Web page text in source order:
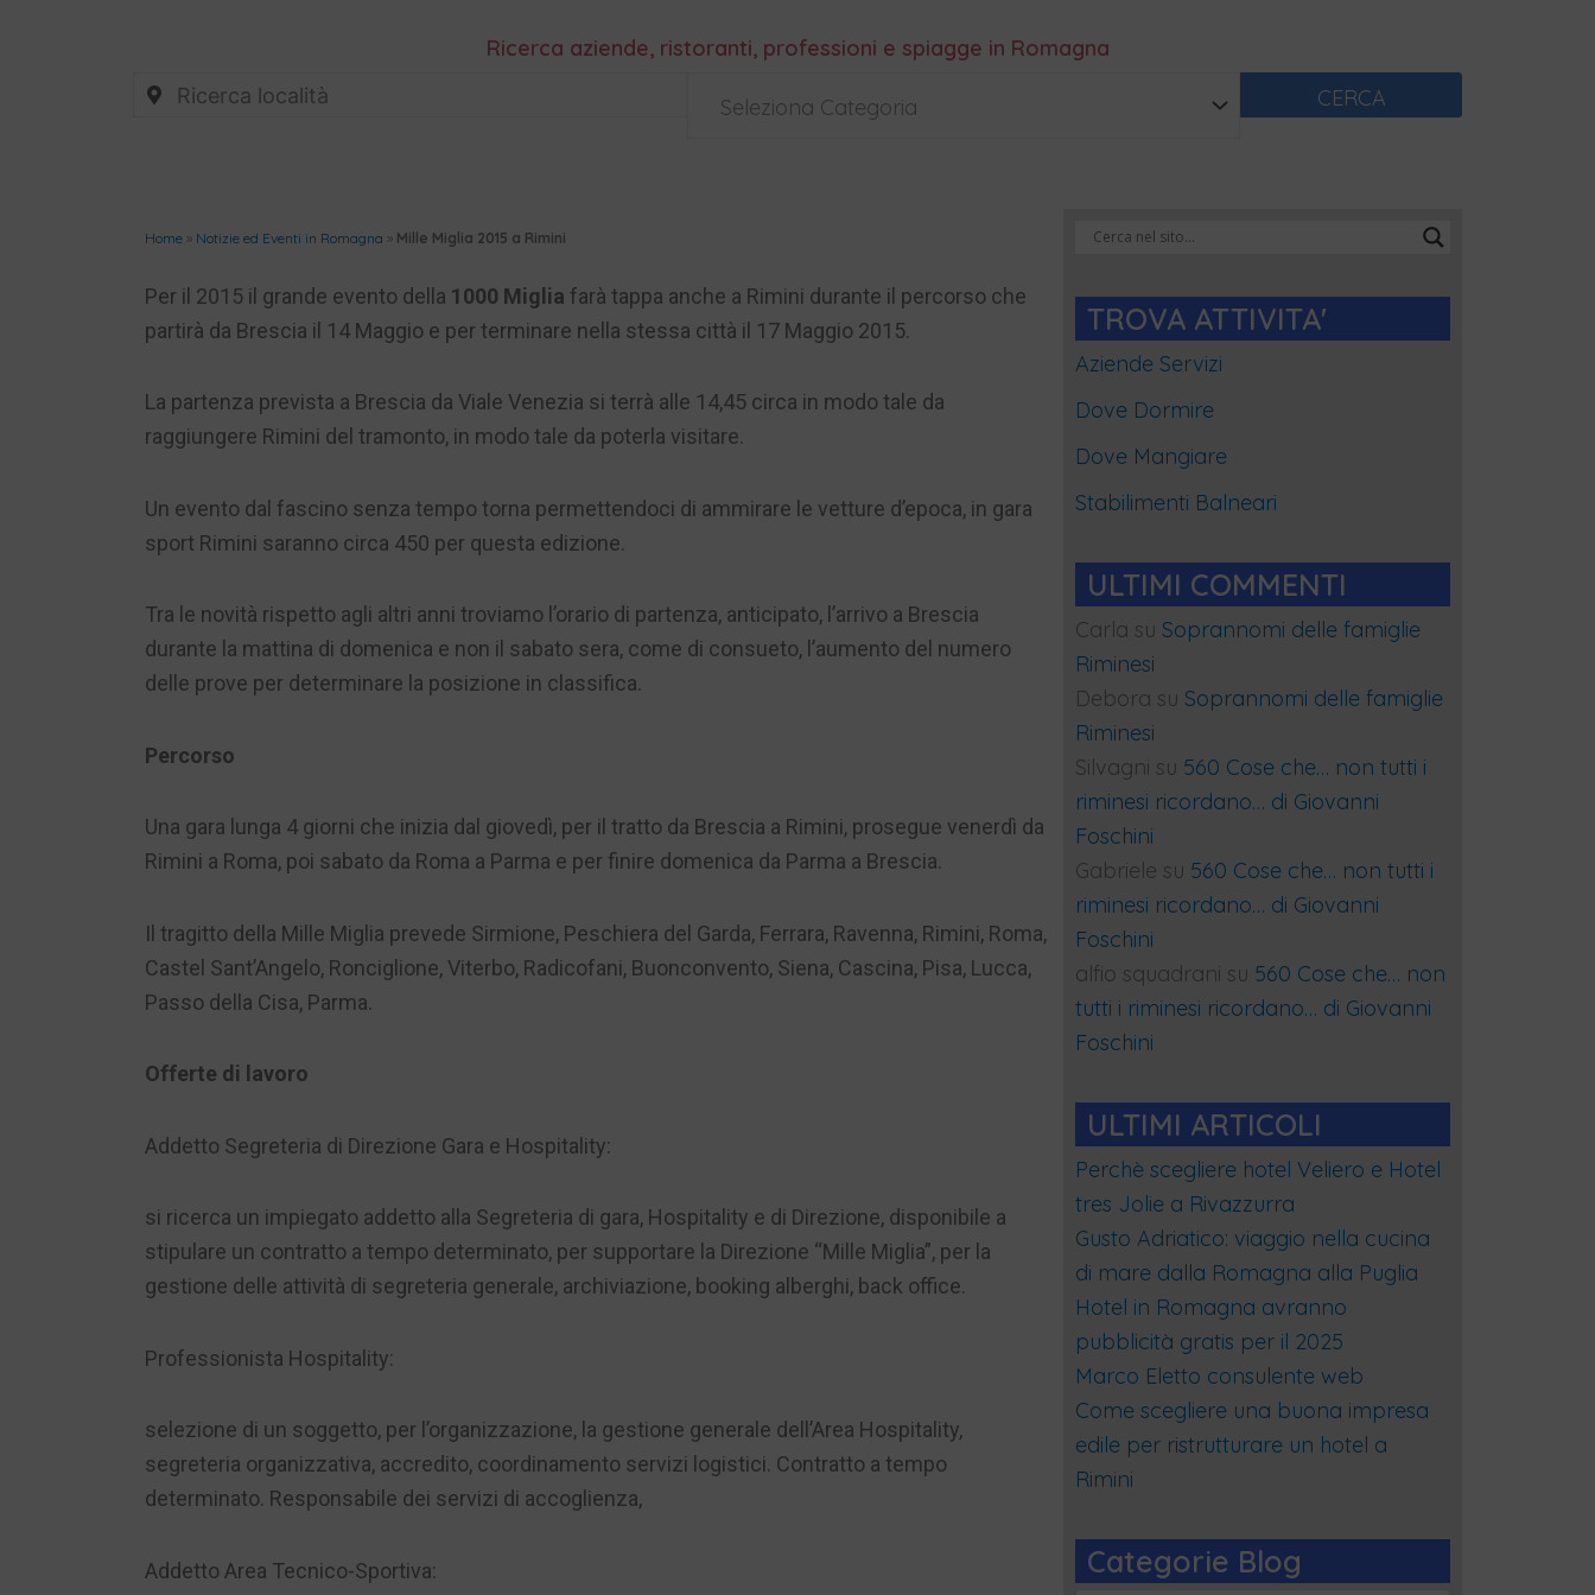
Ricerca aziende, ristoranti, professioni e spiagge in Romagna
Seleziona Categoria CERCA
Home » Notizie ed Eventi in Romagna » Mille Miglia 2015 a Rimini
Per il 2015 il grande evento della 1000 Miglia farà tappa anche a Rimini durante il percorso che
partirà da Brescia il 14 Maggio e per terminare nella stessa città il 17 Maggio 2015.
La partenza prevista a Brescia da Viale Venezia si terrà alle 14,45 circa in modo tale da
raggiungere Rimini del tramonto, in modo tale da poterla visitare.
Un evento dal fascino senza tempo torna permettendoci di ammirare le vetture d’epoca, in gara
sport Rimini saranno circa 450 per questa edizione.
Tra le novità rispetto agli altri anni troviamo l’orario di partenza, anticipato, l’arrivo a Brescia
durante la mattina di domenica e non il sabato sera, come di consueto, l’aumento del numero
delle prove per determinare la posizione in classifica.
Percorso
Una gara lunga 4 giorni che inizia dal giovedì, per il tratto da Brescia a Rimini, prosegue venerdì da
Rimini a Roma, poi sabato da Roma a Parma e per finire domenica da Parma a Brescia.
Il tragitto della Mille Miglia prevede Sirmione, Peschiera del Garda, Ferrara, Ravenna, Rimini, Roma,
Castel Sant’Angelo, Ronciglione, Viterbo, Radicofani, Buonconvento, Siena, Cascina, Pisa, Lucca,
Passo della Cisa, Parma.
Offerte di lavoro
Addetto Segreteria di Direzione Gara e Hospitality:
si ricerca un impiegato addetto alla Segreteria di gara, Hospitality e di Direzione, disponibile a
stipulare un contratto a tempo determinato, per supportare la Direzione “Mille Miglia”, per la
gestione delle attività di segreteria generale, archiviazione, booking alberghi, back office.
Professionista Hospitality:
selezione di un soggetto, per l’organizzazione, la gestione generale dell’Area Hospitality,
segreteria organizzativa, accredito, coordinamento servizi logistici. Contratto a tempo
determinato. Responsabile dei servizi di accoglienza,
Addetto Area Tecnico-Sportiva:
TROVA ATTIVITA'
Aziende Servizi
Dove Dormire
Dove Mangiare
Stabilimenti Balneari
ULTIMI COMMENTI
Carla su Soprannomi delle famiglie
Riminesi
Debora su Soprannomi delle famiglie
Riminesi
Silvagni su 560 Cose che… non tutti i
riminesi ricordano… di Giovanni
Foschini
Gabriele su 560 Cose che… non tutti i
riminesi ricordano… di Giovanni
Foschini
alfio squadrani su 560 Cose che… non
tutti i riminesi ricordano… di Giovanni
Foschini
ULTIMI ARTICOLI
Perchè scegliere hotel Veliero e Hotel
tres Jolie a Rivazzurra
Gusto Adriatico: viaggio nella cucina
di mare dalla Romagna alla Puglia
Hotel in Romagna avranno
pubblicità gratis per il 2025
Marco Eletto consulente web
Come scegliere una buona impresa
edile per ristrutturare un hotel a
Rimini
Categorie Blog
Categorie